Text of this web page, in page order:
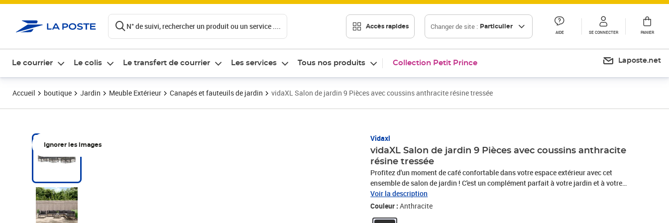
N° de suivi, rechercher un produit ou un service .... Accès rapides Changer de site : Particulier
AIDE SE CONNECTER PANIER
Le courrier Le colis Le transfert de courrier Les services Tous nos produits Collection Petit Prince Laposte.net
Accueil boutique Jardin Meuble Extérieur Canapés et fauteuils de jardin vidaXL Salon de jardin 9 Pièces avec coussins anthracite résine tressée
Ignorer les images
Vidaxl
vidaXL Salon de jardin 9 Pièces avec coussins anthracite
résine tressée
Profitez d'un moment de café confortable dans votre espace extérieur avec cet
ensemble de salon de jardin ! C'est un complément parfait à votre jardin et à votre
terrasse, créant une impression durable ! Matériau résistant aux intempéries : le poly
rotin est résistant aux intempéries et facile à nettoyer. Il reste beau à l'extérieur
Voir la description
Couleur :Anthracite